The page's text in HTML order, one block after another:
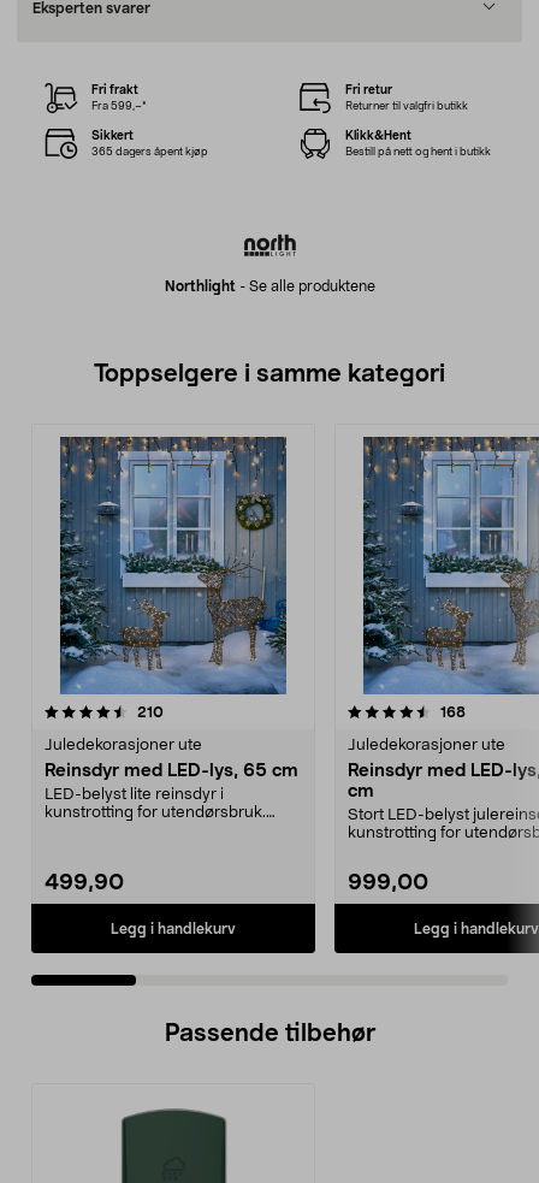
Eksperten svarer
Northlight - Se alle produktene
Fri frakt
Fra 599,–*
Fri retur
Returner til valgfri butikk
Sikkert
365 dagers åpent kjøp
Klikk&Hent
Bestill på nett og hent i butikk
Toppselgere i samme kategori
210anmeldelser
Juledekorasjoner ute
Reinsdyr med LED-lys, 65 cm
LED-belyst lite reinsdyr i
kunstrotting for utendørsbruk.
499,90
Legg i handlekurv
4.5 av 5 stjerner 168
Juledekorasjoner ute
Reinsdyr med LED-
cm
Stort LED-belyst
kunstrotting for
999,00
Legg i handlekurv
4.5 av 5 stjerner
Passende tilbehør